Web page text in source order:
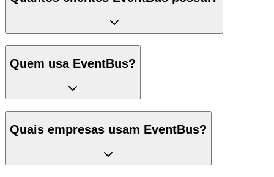
Quem usa EventBus?
Quais empresas usam EventBus?